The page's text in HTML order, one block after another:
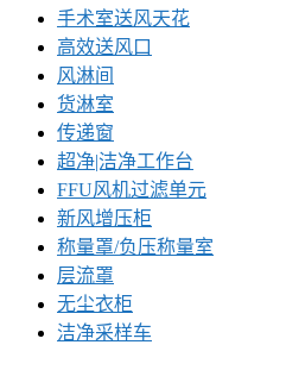
手术室送风天花
高效送风口
风淋间
货淋室
传递窗
超净|洁净工作台
FFU风机过滤单元
新风增压柜
称量罩/负压称量室
层流罩
无尘衣柜
洁净采样车